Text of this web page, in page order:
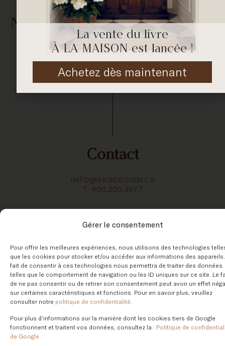
Gérer le consentement
Pour offrir les meilleures expériences, nous utilisons des technologies
que les cookies pour stocker et/ou accéder aux informations des
fait de consentir à ces technologies nous permettra de traiter des données
telles que le comportement de navigation ou les ID uniques sur ce site. Le
de ne pas consentir ou de retirer son consentement peut avoir un effet
sur certaines caractéristiques et fonctions. Pour en savoir plus, veuillez
consulter notre politique de confidentialité
Pour plus d’informations sur la manière dont les cookies tiers de Google
fonctionnent et traitent vos données, consultez la : Politique de
de Google
Nous aimerions en savoir plus
sur votre projet.
Contact
INFO@AKBDESIGN.CA
T. 450.230.3977
Nous créons des intérieurs intemporels
et élégants depuis 2010.
2026 © | AKB DESIGN – PROPULSÉ PAR PIKA DESIGN|
POLITIQUE DE CONFIDENTIALITÉ
La vente du livre
À LA MAISON est lancée !
Achetez dès maintenant